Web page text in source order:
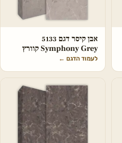
אבן קיסר דגם 5133
Symphony Grey קוורץ
לעמוד הדגם ←